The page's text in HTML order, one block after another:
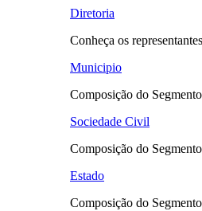
Diretoria
Conheça os representantes
Municipio
Composição do
Sociedade Civil
Composição do
Estado
Composição do